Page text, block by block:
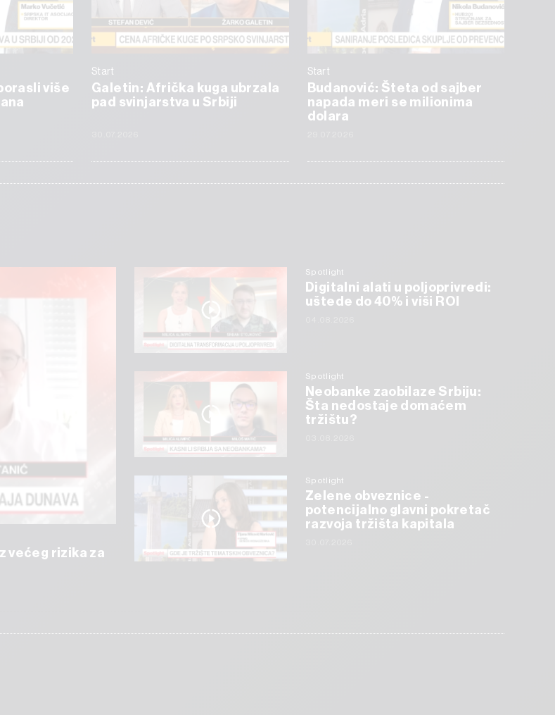
više
Start
Galetin: Afrička kuga ubrzala
pad svinjarstva u Srbiji
Start
Budanović: Šteta od sajber
napada meri se milionima
dolara
većeg rizika za
Spotlight
Digitalni alati u poljoprivredi:
uštede do 40% i viši ROI
Spotlight
Neobanke zaobilaze Srbiju:
Šta nedostaje domaćem
tržištu?
Spotlight
Zelene obveznice -
potencijalno glavni pokretač
razvoja tržišta kapitala